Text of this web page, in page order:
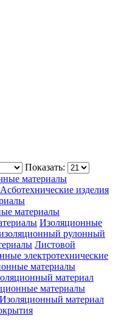
Показать:
материалы
Асботехнические изделия
материалы
Изоляционные
рулонный
Листовой
электротехнические
материалы
материал
материалы
Изоляционный материал